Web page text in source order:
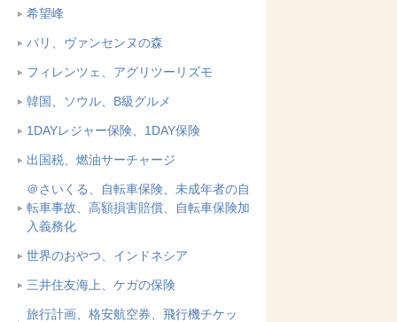
希望峰
パリ、ヴァンセンヌの森
フィレンツェ、アグリツーリズモ
韓国、ソウル、B級グルメ
1DAYレジャー保険、1DAY保険
出国税、燃油サーチャージ
＠さいくる、自転車保険、未成年者の自
転車事故、高額損害賠償、自転車保険加
入義務化
世界のおやつ、インドネシア
三井住友海上、ケガの保険
旅行計画、格安航空券、飛行機チケッ